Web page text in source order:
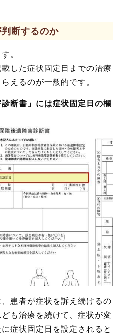
判断するのか
。
した症状固定日までの治療
えるのが一般的です。
断書」には症状固定日の欄
患者が症状を訴え続けるの
も治療を続けて、症状が変
症状固定日を設定されると